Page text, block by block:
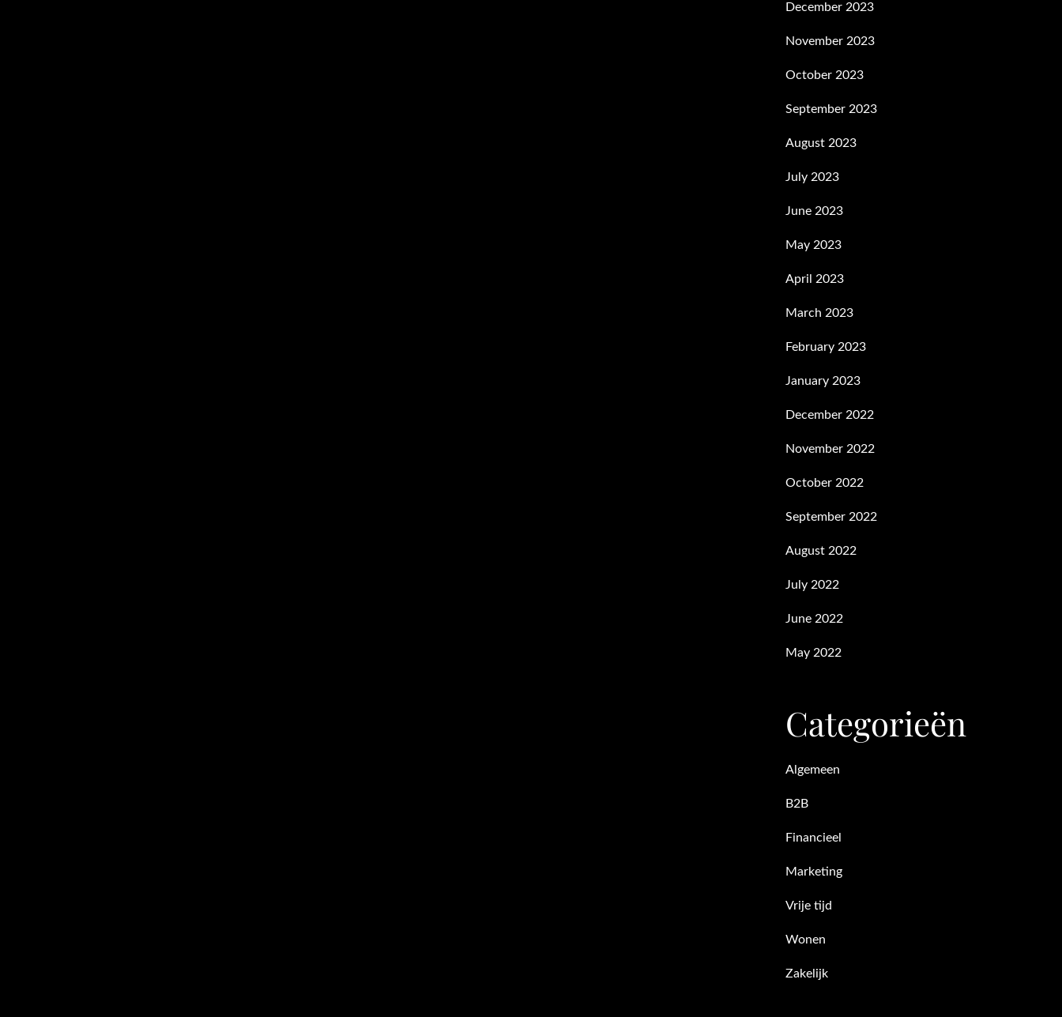
December 2023
November 2023
October 2023
September 2023
August 2023
July 2023
June 2023
May 2023
April 2023
March 2023
February 2023
January 2023
December 2022
November 2022
October 2022
September 2022
August 2022
July 2022
June 2022
May 2022
Categorieën
Algemeen
B2B
Financieel
Marketing
Vrije tijd
Wonen
Zakelijk